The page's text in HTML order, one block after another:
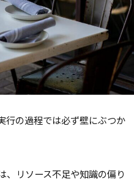
行の過程では必ず壁にぶつか
、リソース不足や知識の偏り